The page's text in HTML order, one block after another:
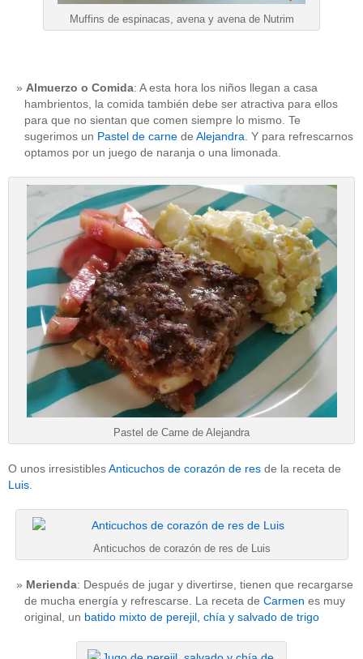
Muffins de espinacas, avena y avena de Nutrim
Almuerzo o Comida: A esta hora los niños llegan a casa
hambrientos, la comida también debe ser atractiva para ellos
para que no sientan que comen siempre lo mismo. Te
sugerimos un Pastel de carne de Alejandra . Y para refrescarnos
optamos por un juego de naranja o una limonada.
Pastel de Carne de Alejandra
O unos irresistiblesAnticuchos de corazón de res de la receta de
Luis.
Anticuchos de corazón de res de Luis
Merienda: Después de jugar y divertirse, tienen que recargarse
de mucha energía y refrescarse. La receta de Carmen es muy
original, un batido mixto de perejil, chía y salvado de trigo